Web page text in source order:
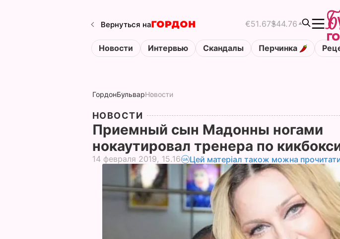
Вернуться на €51.67$44.76
Новости Интервью Скандалы Перчинка
ГордонБульварНовости
НОВОСТИ
Приемный сын Мадонны ногами
нокаутировал тренера по
14 февраля 2019, 15.16 Цей матеріал також можна